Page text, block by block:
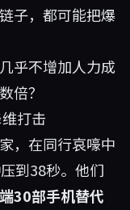
子，都可能把爆
乎不增加人力成
倍？
打击
，在同行哀嚎中
到38秒。他们
30部手机替代